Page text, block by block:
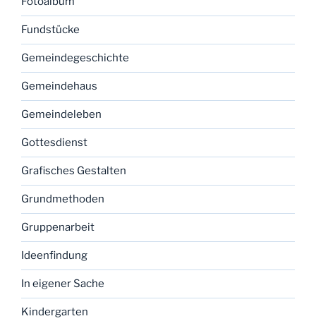
Fundstücke
Gemeindegeschichte
Gemeindehaus
Gemeindeleben
Gottesdienst
Grafisches Gestalten
Grundmethoden
Gruppenarbeit
Ideenfindung
In eigener Sache
Kindergarten